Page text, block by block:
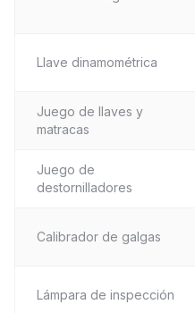
Llave dinamométrica
Juego de llaves y
matracas
Juego de
destornilladores
Calibrador de galgas
Lámpara de inspección